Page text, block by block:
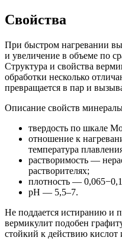
Свойства
При быстром нагревании
и увеличение в объеме по
Структура и свойства
обработки несколько
превращается в пар и
Описание свойств
твердость по шкале
отношение к
температура
растворимость —
растворителях;
плотность —
рН — 5,5–7.
Не поддается истиранию и
вермикулит подобен
стойкий к действию кислот